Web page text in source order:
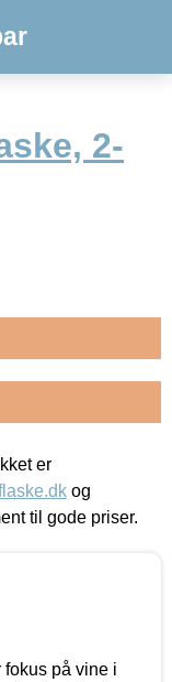
2-
er
og
til gode priser.
fokus på vine i